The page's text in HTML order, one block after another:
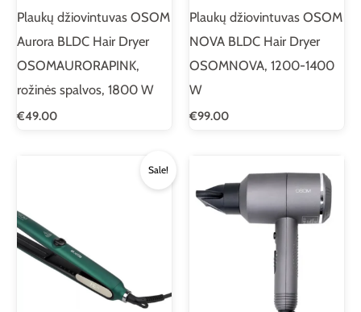
Plaukų džiovintuvas OSOM
Aurora BLDC Hair Dryer
OSOMAURORAPINK,
rožinės spalvos, 1800 W
€49.00
Plaukų džiovintuvas OSOM
NOVA BLDC Hair Dryer
OSOMNOVA, 1200-1400
W
€99.00
Sale!